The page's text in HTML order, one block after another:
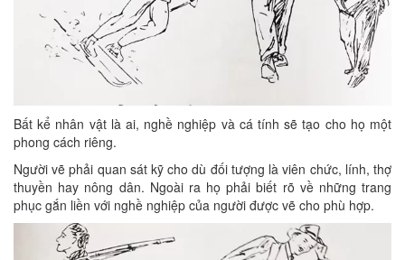
Bất kể nhân vật là ai, nghề nghiệp và cá tính sẽ tạo cho họ một
phong cách riêng.
Người vẽ phải quan sát kỹ cho dù đối tượng là viên chức, lính, thợ
thuyền hay nông dân. Ngoài ra họ phải biết rõ về những trang
phục gắn liền với nghề nghiệp của người được vẽ cho phù hợp.